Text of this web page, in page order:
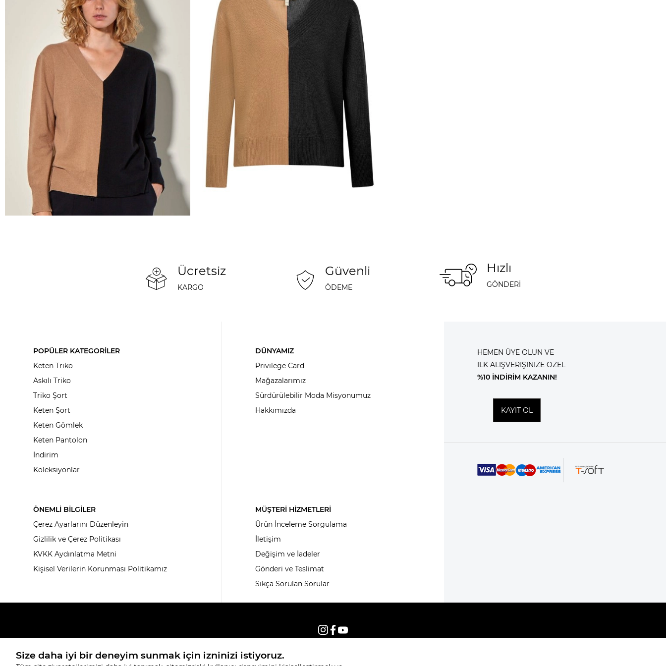
Ücretsiz
KARGO
Güvenli
ÖDEME
Hızlı
GÖNDERİ
POPÜLER KATEGORİLER
Keten Triko
Askılı Triko
Triko Şort
Keten Şort
Keten Gömlek
Keten Pantolon
İndirim
Koleksiyonlar
DÜNYAMIZ
Privilege Card
Mağazalarımız
Sürdürülebilir Moda Misyonumuz
Hakkımızda
ÖNEMLİ BİLGİLER
Çerez Ayarlarını Düzenleyin
Gizlilik ve Çerez Politikası
KVKK Aydınlatma Metni
Kişisel Verilerin Korunması Politikamız
MÜŞTERİ HİZMETLERİ
Ürün İnceleme Sorgulama
İletişim
Değişim ve İadeler
Gönderi ve Teslimat
Sıkça Sorulan Sorular
HEMEN ÜYE OLUN VE
İLK ALIŞVERİŞİNİZE ÖZEL
%10 İNDİRİM KAZANIN!
KAYIT OL
© 2026, Tüm hakları saklıdır KNITSS